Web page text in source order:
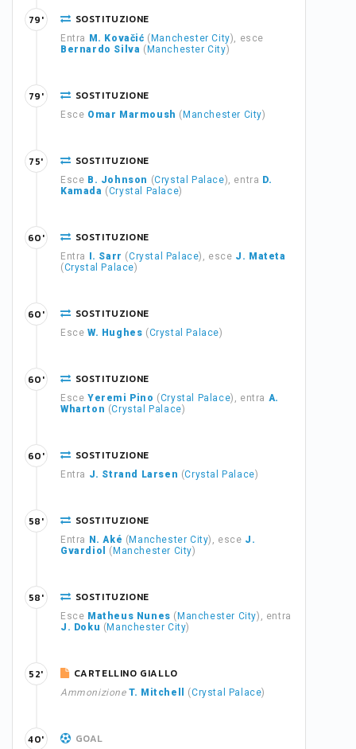
SOSTITUZIONE
Entra M. Kovačić ( Manchester City), esce
Bernardo Silva ( Manchester City)
79'
SOSTITUZIONE
Esce Omar Marmoush ( Manchester City)
79'
SOSTITUZIONE
Esce B. Johnson (Crystal Palace), entra D.
Kamada (Crystal Palace)
75'
SOSTITUZIONE
Entra I. Sarr (Crystal Palace), esce J. Mateta
(Crystal Palace)
60'
SOSTITUZIONE
Esce W. Hughes (Crystal Palace)
60'
SOSTITUZIONE
Esce Yeremi Pino (Crystal Palace), entra A.
Wharton (Crystal Palace)
60'
SOSTITUZIONE
Entra J. Strand Larsen (Crystal Palace)
60'
SOSTITUZIONE
Entra N. Aké ( Manchester City), esce J.
Gvardiol
( Manchester City)
58'
SOSTITUZIONE
Esce Matheus Nunes ( Manchester City), entra
J. Doku ( Manchester City)
58'
CARTELLINO GIALLO
Ammonizione T. Mitchell (Crystal Palace)
52'
GOAL
40'